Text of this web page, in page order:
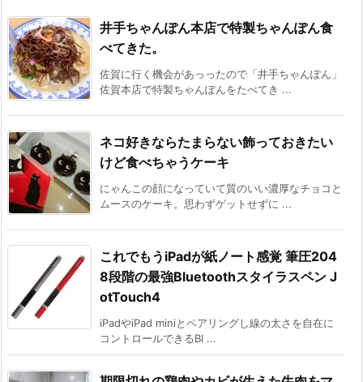
井手ちゃんぽん本店で特製ちゃんぽん食
べてきた。
佐賀に行く機会があっったので「井手ちゃんぽん」
佐賀本店で特製ちゃんぽんをたべてき ...
ネコ好きならたまらない飾っておきたい
けど食べちゃうケーキ
にゃんこの顔になっていて質のいい濃厚なチョコと
ムースのケーキ。思わずゲットせずに ...
これでもうiPadが紙ノート感覚 筆圧204
8段階の最強Bluetoothスタイラスペン J
otTouch4
iPadやiPad miniとペアリングし線の太さを自在に
コントロールできるBl ...